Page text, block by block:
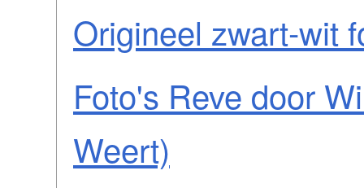
Origineel zwart-wit
Foto's Reve door
Weert)